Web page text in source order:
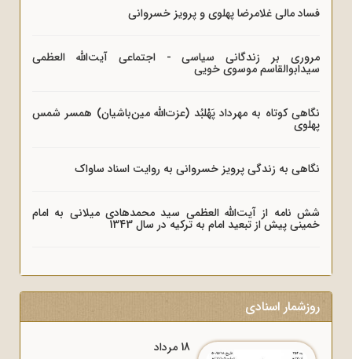
فساد مالی غلامرضا پهلوی و پرویز خسروانی
مروری بر زندگانی سیاسی - اجتماعی آیت‌الله العظمی
سیدابوالقاسم موسوی خویی
نگاهی کوتاه به مهرداد پَهْلبُد (عزت‌الله مین‌باشیان) همسر شمس
پهلوی
نگاهی به زندگی پرویز خسروانی به روایت اسناد ساواک
شش نامه از آیت‌الله العظمی سید محمدهادی میلانی به امام
خمینی پیش از تبعید امام به ترکیه در سال 1343
روزشمار اسنادی
18 مرداد